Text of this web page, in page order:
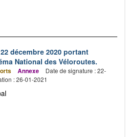
décembre 2020 portant
National des Véloroutes.
Annexe
Date de signature : 22-
: 26-01-2021